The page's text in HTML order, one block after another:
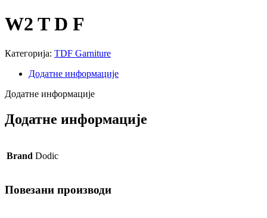
W2 T D F
Категорија: TDF Garniture
Додатне информације
Додатне информације
Додатне информације
Brand Dodic
Повезани производи